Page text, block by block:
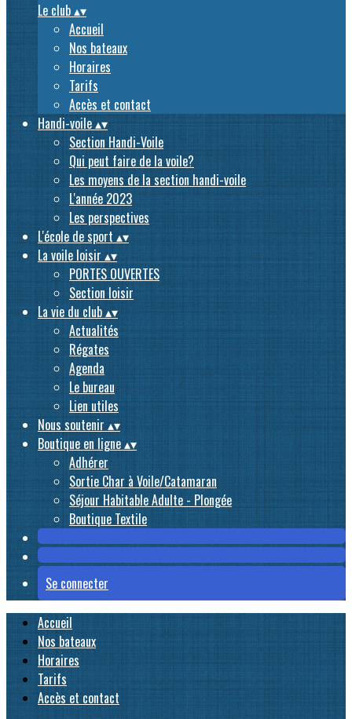
Le club▴▾
Accueil
Nos bateaux
Horaires
Tarifs
Accès et contact
Handi-voile▴▾
Section Handi-Voile
Qui peut faire de la voile?
Les moyens de la section handi-voile
L'année 2023
Les perspectives
L'école de sport ▴▾
La voile loisir▴▾
PORTES OUVERTES
Section loisir
La vie du club▴▾
Actualités
Régates
Agenda
Le bureau
Lien utiles
Nous soutenir ▴▾
Boutique en ligne▴▾
Adhérer
Sortie Char à Voile/Catamaran
Séjour Habitable Adulte - Plongée
Boutique Textile
Se connecter
Accueil
Nos bateaux
Horaires
Tarifs
Accès et contact